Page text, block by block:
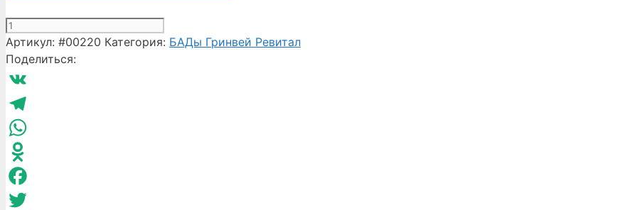
Количество
товара
БАД
Ревитал
Актив
Гринвей
Артикул: #00220 Категория: БАДы Гринвей Ревитал
Поделиться:
VK
Telegram
WhatsApp
Odnoklassniki
Facebook